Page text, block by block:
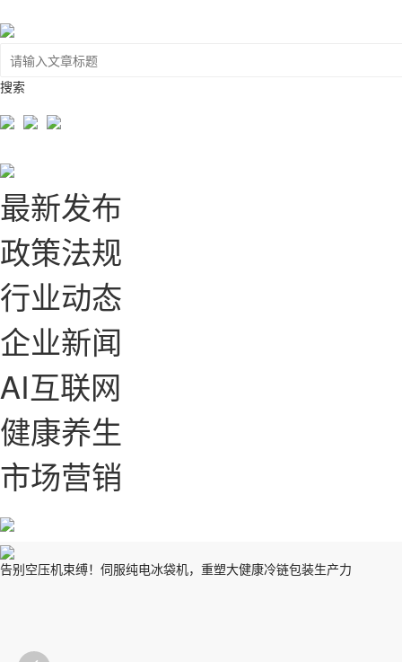
搜索
最新发布
政策法规
行业动态
企业新闻
AI互联网
健康养生
市场营销
告别空压机束缚！伺服纯电冰袋机，重塑大健康冷链包装生产力